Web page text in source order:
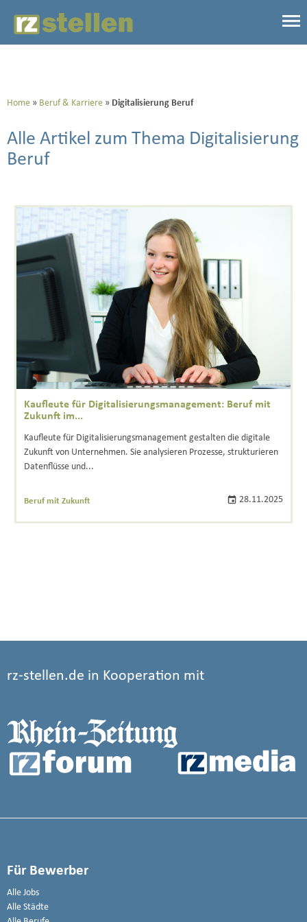
Home Beruf & Karriere Digitalisierung Beruf
Alle Artikel zum Thema Digitalisierung
Beruf
Kaufleute für Digitalisierungsmanagement: Beruf mit
Zukunft im...
Kaufleute für Digitalisierungsmanagement gestalten die digitale
Zukunft von Unternehmen. Sie analysieren Prozesse, strukturieren
Datenflüsse und...
Beruf mit Zukunft 28.11.2025
rz-stellen.de in Kooperation mit
Für Bewerber
Alle Jobs
Alle Städte